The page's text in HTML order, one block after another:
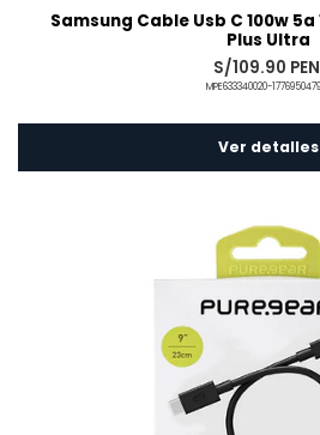
Samsung Cable Usb C 100w
Plus Ultra
S/109.90 PEN
MPE633340020-
Ver detalles